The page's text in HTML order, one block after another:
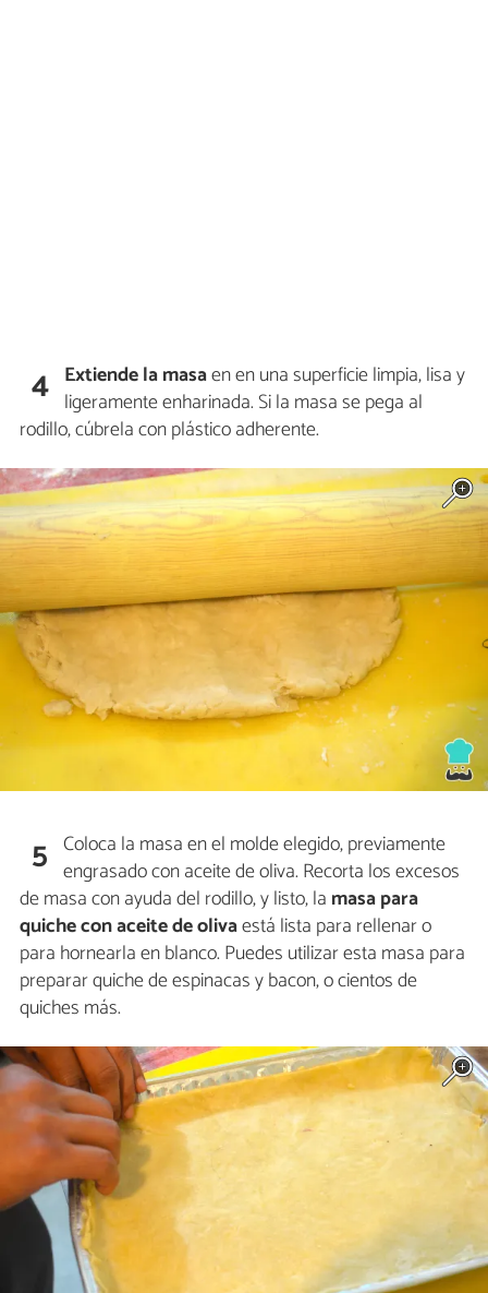
4 Extiendela masaen en una superficie limpia, lisa y
ligeramente enharinada. Si la masa se pega al
rodillo, cúbrela con plástico adherente.
5 Coloca la masa en el molde elegido, previamente
engrasado con aceite de oliva. Recorta los excesos
de masa con ayuda del rodillo, y listo, la masa para
quiche con aceite de olivaestá lista para rellenar o
para hornearla en blanco. Puedes utilizar esta masa para
preparar quiche de espinacas y bacon, o cientos de
quiches más.